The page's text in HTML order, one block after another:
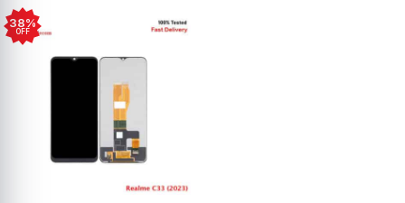
38%
OFF